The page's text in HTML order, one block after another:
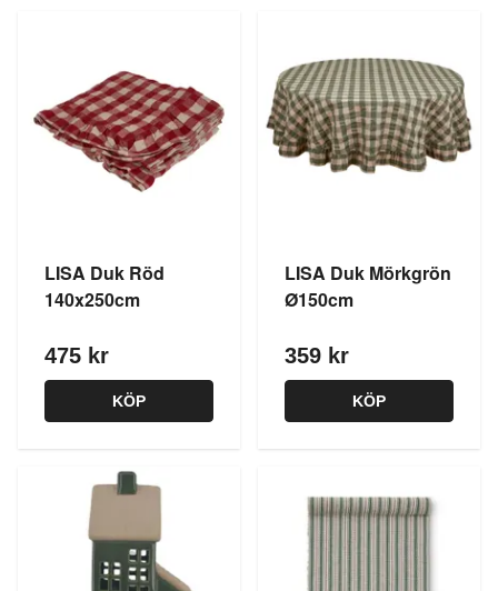
LISA Duk Röd
140x250cm
475 kr
KÖP
LISA Duk Mörkgrön
Ø150cm
359 kr
KÖP